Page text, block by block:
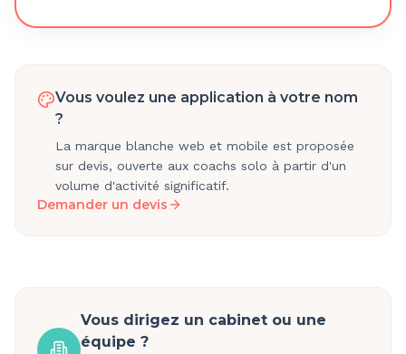
Vous voulez une application à votre nom
?
La marque blanche web et mobile est proposée
sur devis, ouverte aux coachs solo à partir d'un
volume d'activité significatif.
Demander un devis
Vous dirigez un cabinet ou une
équipe ?